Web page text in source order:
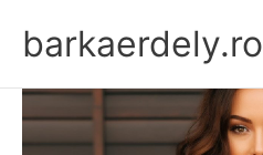
contentbarkaerdely.ro